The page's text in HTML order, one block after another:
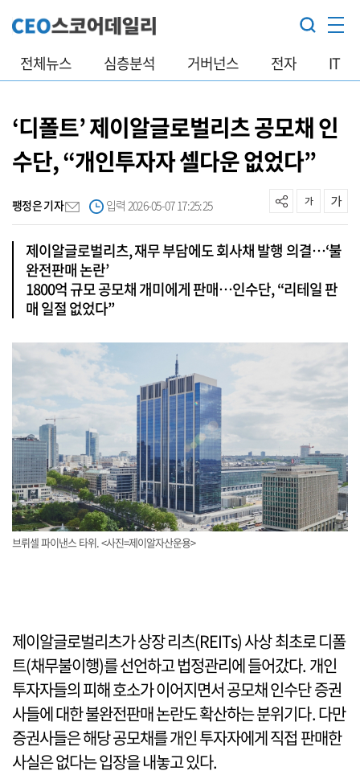
전체뉴스 심층분석 거버넌스 전자 IT
‘디폴트’ 제이알글로벌리츠 공모채 인
수단, “개인투자자 셀다운 없었다”
팽정은 기자 입력 2026-05-07 17:25:25
제이알글로벌리츠, 재무 부담에도 회사채 발행 의결…‘불
완전판매 논란’
1800억 규모 공모채 개미에게 판매…인수단, “리테일 판
매 일절 없었다”
브뤼셀 파이낸스 타위. <사진=제이알자산운용>
제이알글로벌리츠가 상장 리츠(REITs) 사상 최초로 디폴
트(채무불이행)를 선언하고 법정관리에 들어갔다. 개인
투자자들의 피해 호소가 이어지면서 공모채 인수단 증권
사들에 대한 불완전판매 논란도 확산하는 분위기다. 다만
증권사들은 해당 공모채를 개인 투자자에게 직접 판매한
사실은 없다는 입장을 내놓고 있다.